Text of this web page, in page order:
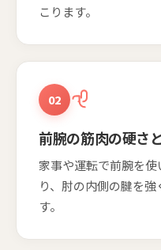
こります。
02
前腕の筋肉の硬さ
家事や運転で前腕を
り、肘の内側の腱を
す。